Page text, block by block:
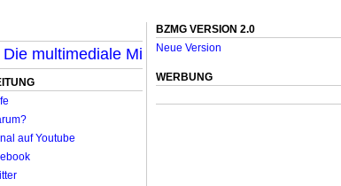
multimediale Mit-Mach-Zeitung für
BZMG VERSION 2.0
Neue Version
WERBUNG